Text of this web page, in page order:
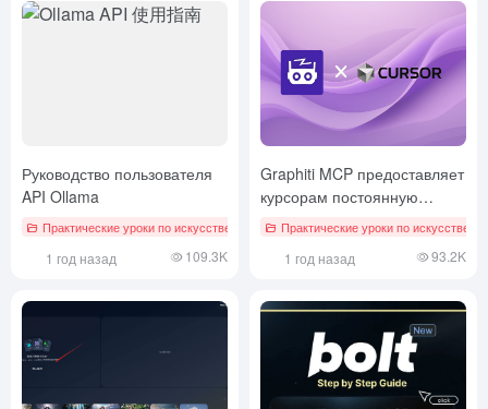
Руководство пользователя
API Ollama
Практические уроки по искусственному интеллекту
1 год назад 109.3K
Graphiti MCP предоставляет
курсорам постоянную
памятьПрактические уроки по
1 год назад 93.2K